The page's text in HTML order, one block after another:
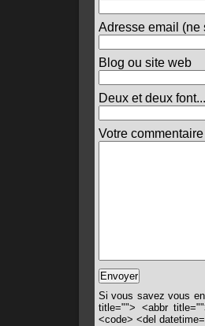
Adresse email (ne
Blog ou site web
Deux et deux
Votre commentaire
Si vous savez vous
title=""> <abbr
<code> <del